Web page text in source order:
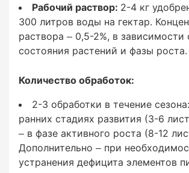
2-4 кг удобрения на 200-300
гектар. Концентрация раствора –
зависимости от состояния
Количество обработок:
Рабочий раствор: 2-4 кг
300 литров воды на гектар.
раствора – 0,5-2%, в зависимости
состояния растений и фазы роста.
Количество обработок:
2-3 обработки в течение
ранних стадиях развития (3-6
– в фазе активного роста (8-12
Дополнительно – при
устранения дефицита элементов